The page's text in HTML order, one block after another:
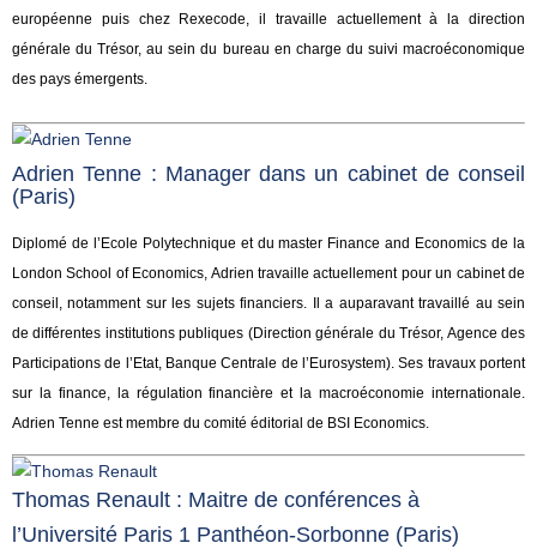
européenne puis chez Rexecode, il travaille actuellement à la direction
générale du Trésor, au sein du bureau en charge du suivi macroéconomique
des pays émergents.
Adrien Tenne : Manager dans un cabinet de conseil
(Paris)
Diplomé de l’Ecole Polytechnique et du master Finance and Economics de la
London School of Economics, Adrien travaille actuellement pour un cabinet de
conseil, notamment sur les sujets financiers. Il a auparavant travaillé au sein
de différentes institutions publiques (Direction générale du Trésor, Agence des
Participations de l’Etat, Banque Centrale de l’Eurosystem). Ses travaux portent
sur la finance, la régulation financière et la macroéconomie internationale.
Adrien Tenne est membre du comité éditorial de BSI Economics.
Thomas Renault : Maitre de conférences à
l’Université Paris 1 Panthéon-Sorbonne (Paris)